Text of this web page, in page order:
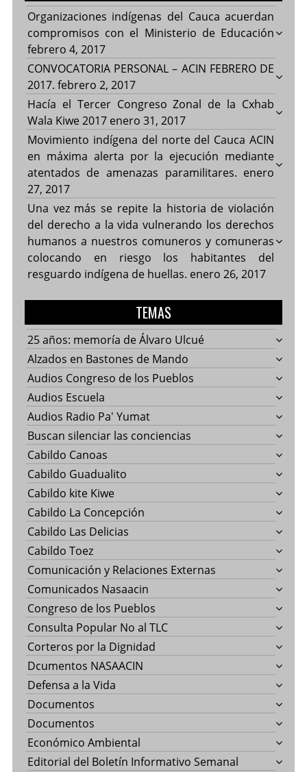
Organizaciones indígenas del Cauca acuerdan
compromisos con el Ministerio de Educación
febrero 4, 2017
CONVOCATORIA PERSONAL – ACIN FEBRERO DE
2017. febrero 2, 2017
Hacía el Tercer Congreso Zonal de la Cxhab
Wala Kiwe 2017 enero 31, 2017
Movimiento indígena del norte del Cauca ACIN
en máxima alerta por la ejecución mediante
atentados de amenazas paramilitares. enero
27, 2017
Una vez más se repite la historia de violación
del derecho a la vida vulnerando los derechos
humanos a nuestros comuneros y comuneras
colocando en riesgo los habitantes del
resguardo indígena de huellas. enero 26, 2017
TEMAS
25 años: memoría de Álvaro Ulcué
Alzados en Bastones de Mando
Audios Congreso de los Pueblos
Audios Escuela
Audios Radio Pa' Yumat
Buscan silenciar las conciencias
Cabildo Canoas
Cabildo Guadualito
Cabildo kite Kiwe
Cabildo La Concepción
Cabildo Las Delicias
Cabildo Toez
Comunicación y Relaciones Externas
Comunicados Nasaacin
Congreso de los Pueblos
Consulta Popular No al TLC
Corteros por la Dignidad
Dcumentos NASAACIN
Defensa a la Vida
Documentos
Documentos
Económico Ambiental
Editorial del Boletín Informativo Semanal